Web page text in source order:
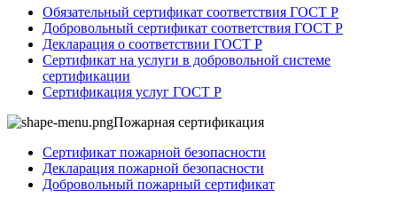
Обязательный сертификат соответствия ГОСТ Р
Добровольный сертификат соответствия ГОСТ Р
Декларация о соответствии ГОСТ Р
Сертификат на услуги в добровольной системе
сертификации
Сертификация услуг ГОСТ Р
Пожарная сертификация
Сертификат пожарной безопасности
Декларация пожарной безопасности
Добровольный пожарный сертификат